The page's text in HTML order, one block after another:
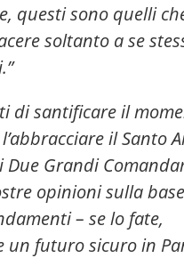
questi sono quelli
soltanto a se
di santificare il
il Santo
Due Grandi
opinioni sulla
– se lo fate,
un futuro sicuro in